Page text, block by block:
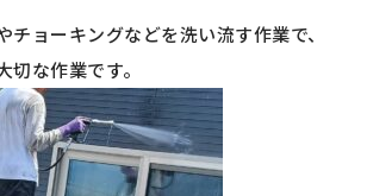
チョーキングなどを洗い流す作業で、
な作業です。